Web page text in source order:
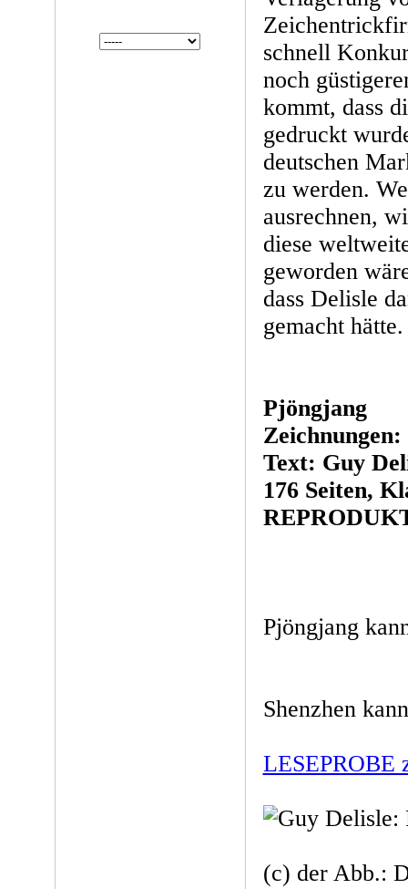
schnell
noch
kommt, dass
gedruckt
deutschen
zu werden.
ausrechnen,
diese
geworden
dass Delisle
gemacht hätte.
Pjöngjang
Text: Guy
176 Seiten,
Pjöngjang
Shenzhen
LESEPROBE
(c) der Abb.: